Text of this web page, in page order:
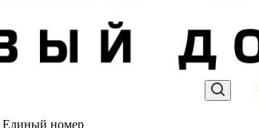
Единый номер